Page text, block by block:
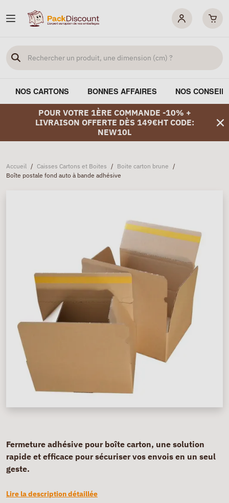
NOS CARTONS BONNES AFFAIRES NOS
POUR VOTRE 1ÈRE COMMANDE -10% +
LIVRAISON OFFERTE DÈS 149€HT CODE:
NEW10L
Accueil / Caisses Cartons et Boites / Boite carton brune /
Boîte postale fond auto à bande adhésive
Fermeture adhésive pour boîte carton, une solution
rapide et efficace pour sécuriser vos envois en un seul
geste.
Lire la description détaillée